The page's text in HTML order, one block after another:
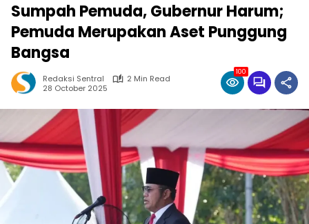
Sumpah Pemuda, Gubernur Harum;
Pemuda Merupakan Aset Punggung
Bangsa
Redaksi Sentral
2 Min Read
28 October 2025
100